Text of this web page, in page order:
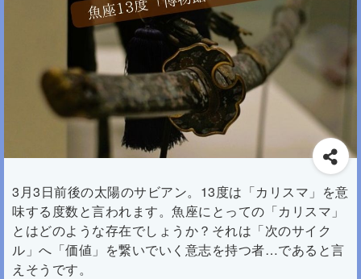
3月3日前後の太陽のサビアン。13度は「カリスマ」を意
味する度数と言われます。魚座にとっての「カリスマ」
とはどのような存在でしょうか？それは「次のサイク
ル」へ「価値」を繋いでいく意志を持つ者…であると言
えそうです。